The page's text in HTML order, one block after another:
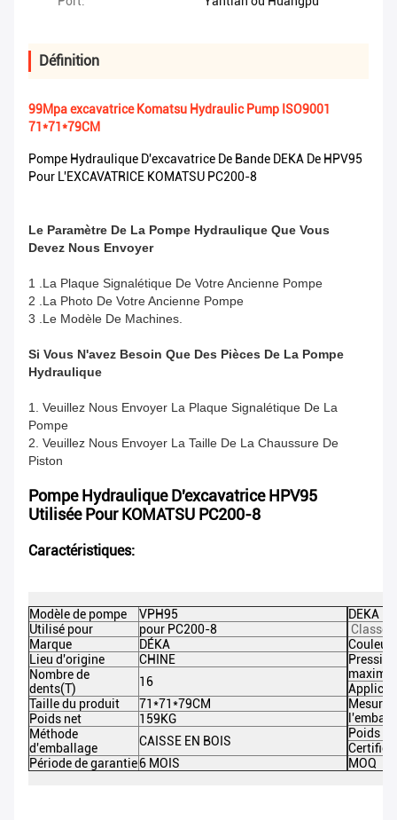
Définition
99Mpa excavatrice Komatsu Hydraulic Pump ISO9001
71*71*79CM
Pompe Hydraulique D'excavatrice De Bande DEKA De HPV95
Pour L'EXCAVATRICE KOMATSU PC200-8
Le Paramètre De La Pompe Hydraulique Que Vous
Devez Nous Envoyer
1 .La Plaque Signalétique De Votre Ancienne Pompe
2 .La Photo De Votre Ancienne Pompe
3 .Le Modèle De Machines.
Si Vous N'avez Besoin Que Des Pièces De La Pompe
Hydraulique
1. Veuillez Nous Envoyer La Plaque Signalétique De La
Pompe
2. Veuillez Nous Envoyer La Taille De La Chaussure De
Piston
Pompe Hydraulique D'excavatrice HPV95
Utilisée Pour KOMATSU PC200-8
Caractéristiques:
Modèle de pompe
VPH95
Utilisé pour
pour PC200-8
Marque
DÉKA
Lieu d'origine
CHINE
Nombre de
dents(T)
16
Taille du produit
71*71*79CM
Poids net
159KG
Méthode
d'emballage
CAISSE EN BOIS
Période de garantie6 MOIS
DEKA
Classe
Couleur
Pression
Mesure
Poids
MOQ